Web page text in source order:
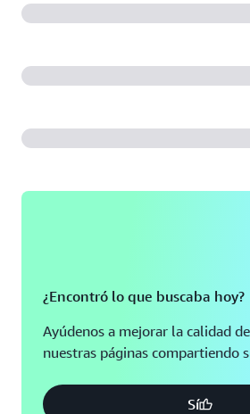
¿Encontró lo que buscaba hoy?
Ayúdenos a mejorar la calidad
nuestras páginas compartiendo
Sí